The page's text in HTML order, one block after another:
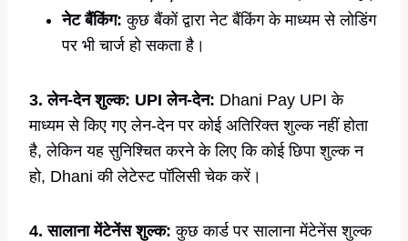
नेट बैंकिंग: कुछ बैंकों द्वारा नेट बैंकिंग के माध्यम से लोडिंग
पर भी चार्ज हो सकता है।
3. लेन-देन शुल्क: UPI लेन-देन: Dhani Pay UPI के
माध्यम से किए गए लेन-देन पर कोई अतिरिक्त शुल्क नहीं होता
है, लेकिन यह सुनिश्चित करने के लिए कि कोई छिपा शुल्क न
हो, Dhani की लेटेस्ट पॉलिसी चेक करें।
4. सालाना मेंटेनेंस शुल्क: कुछ कार्ड पर सालाना मेंटेनेंस शुल्क